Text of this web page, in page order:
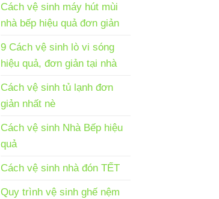
Cách vệ sinh máy hút mùi
nhà bếp hiệu quả đơn giản
9 Cách vệ sinh lò vi sóng
hiệu quả, đơn giản tại nhà
Cách vệ sinh tủ lạnh đơn
giản nhất nè
Cách vệ sinh Nhà Bếp hiệu
quả
Cách vệ sinh nhà đón TẾT
Quy trình vệ sinh ghế nệm